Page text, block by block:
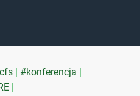
#konferencja